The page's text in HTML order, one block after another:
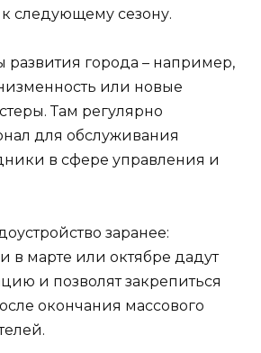
следующему сезону.
развития города – например,
или новые
Там регулярно
для обслуживания
в сфере управления и
заранее:
в марте или октябре дадут
и позволят закрепиться
окончания массового